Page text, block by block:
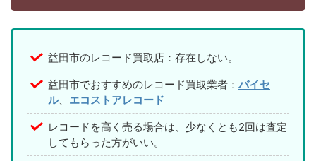
益田市のレコード買取店：存在しない。
益田市でおすすめのレコード買取業者： バイセ
ル、 エコストアレコード
レコードを高く売る場合は、少なくとも2回は査定
してもらった方がいい。